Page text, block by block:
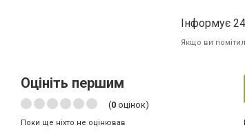
Інформує
Якщо ви
Оцініть першим
(0 оцінок)
Поки ще ніхто не оцінював